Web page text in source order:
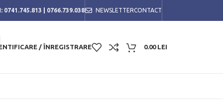
0741.745.813 0766.739.038 NEWSLETTERCONTACT
/ ÎNREGISTRARE 0.00 LEI